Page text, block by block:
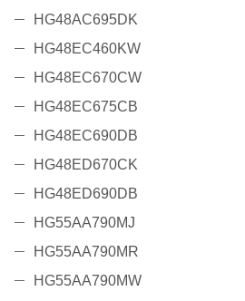
HG48AC695DK
HG48EC460KW
HG48EC670CW
HG48EC675CB
HG48EC690DB
HG48ED670CK
HG48ED690DB
HG55AA790MJ
HG55AA790MR
HG55AA790MW